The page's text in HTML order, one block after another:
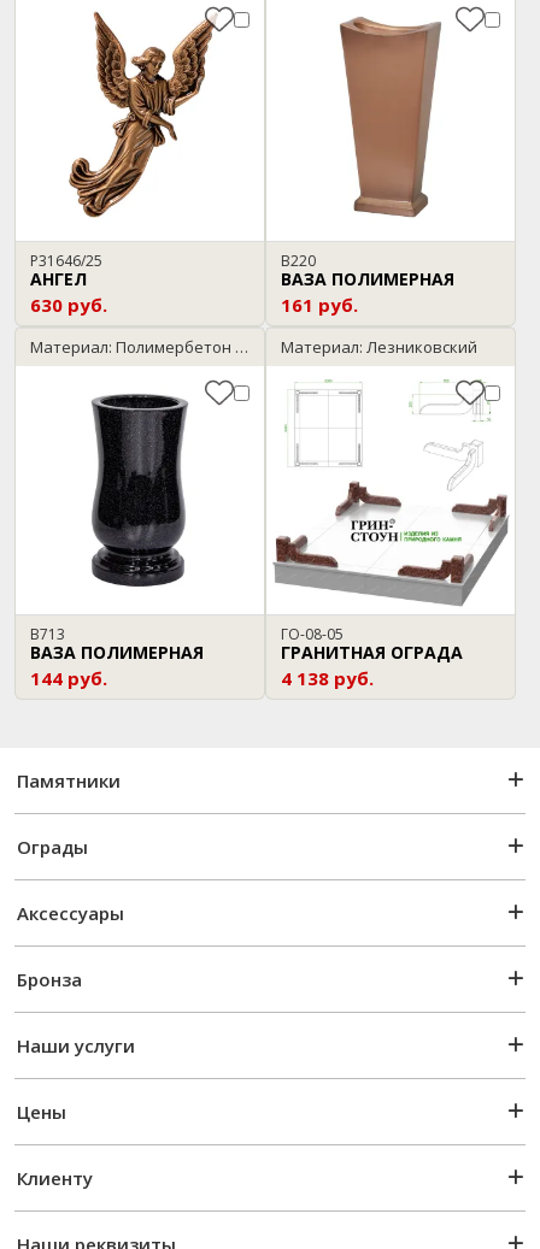
P31646/25
АНГЕЛ
630 руб.
В220
ВАЗА ПОЛИМЕРНАЯ
161 руб.
Материал: Полимербетон / темный гранит
В713
ВАЗА ПОЛИМЕРНАЯ
144 руб.
Материал: Лезниковский
ГО-08-05
ГРАНИТНАЯ ОГРАДА
4 138 руб.
Памятники
Ограды
Аксессуары
Бронза
Наши услуги
Цены
Клиенту
Наши реквизиты